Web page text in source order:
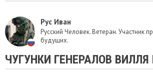
Рус Иван
Русский Человек. Ветеран. Участник
будущих.
ЧУГУНКИ ГЕНЕРАЛОВ